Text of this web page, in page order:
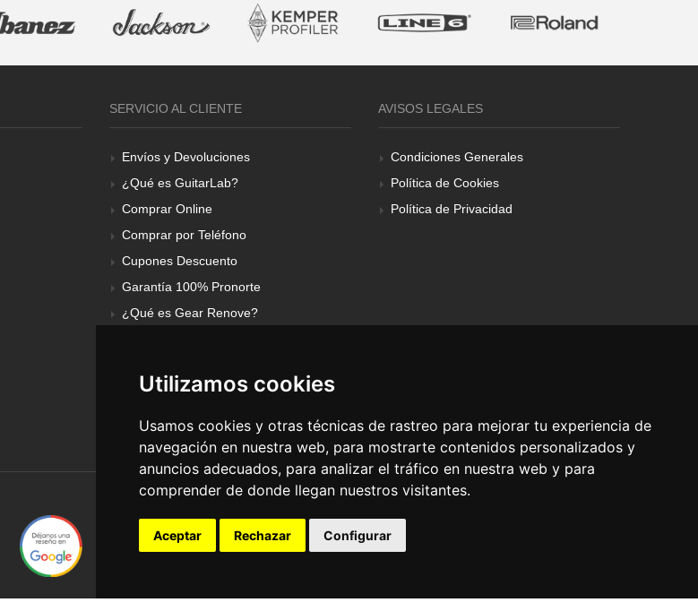
Utilizamos cookies
Usamos cookies y otras técnicas de rastreo para mejorar tu experiencia de
navegación en nuestra web, para mostrarte contenidos personalizados y
anuncios adecuados, para analizar el tráfico en nuestra web y para
comprender de donde llegan nuestros visitantes.
Aceptar Rechazar Configurar
SERVICIO AL CLIENTE
Envíos y Devoluciones
¿Qué es GuitarLab?
Comprar Online
Comprar por Teléfono
Cupones Descuento
Garantía 100% Pronorte
¿Qué es Gear Renove?
AVISOS LEGALES
Condiciones Generales
Política de Cookies
Política de Privacidad
© Pronorte Sonido SL. Todos los derechos reservados.